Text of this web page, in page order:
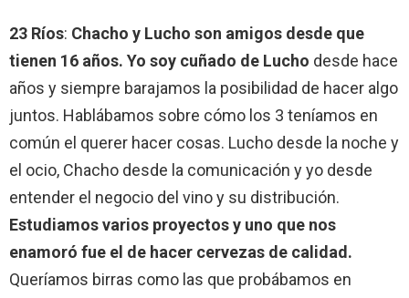
23 Ríos: Chacho y Lucho son amigos desde que
tienen 16 años. Yo soy cuñado de Lucho desde hace
años y siempre barajamos la posibilidad de hacer algo
juntos. Hablábamos sobre cómo los 3 teníamos en
común el querer hacer cosas. Lucho desde la noche y
el ocio, Chacho desde la comunicación y yo desde
entender el negocio del vino y su distribución.
Estudiamos varios proyectos y uno que nos
enamoró fue el de hacer cervezas de calidad.
Queríamos birras como las que probábamos en